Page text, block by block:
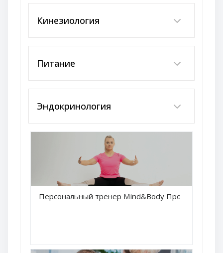
Кинезиология
Питание
Эндокринология
Краткое название курса
Персональный тренер Mind&Body Про